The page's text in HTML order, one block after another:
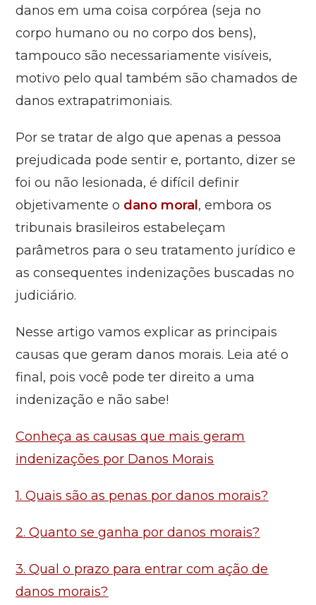
danos em uma coisa corpórea (seja no
corpo humano ou no corpo dos bens),
tampouco são necessariamente visíveis,
motivo pelo qual também são chamados de
danos extrapatrimoniais.
Por se tratar de algo que apenas a pessoa
prejudicada pode sentir e, portanto, dizer se
foi ou não lesionada, é difícil definir
objetivamente o dano moral , embora os
tribunais brasileiros estabeleçam
parâmetros para o seu tratamento jurídico e
as consequentes indenizações buscadas no
judiciário.
Nesse artigo vamos explicar as principais
causas que geram danos morais. Leia até o
final, pois você pode ter direito a uma
indenização e não sabe!
Conheça as causas que mais geram
indenizações por Danos Morais
1. Quais são as penas por danos morais?
2. Quanto se ganha por danos morais?
3. Qual o prazo para entrar com ação de
danos morais?